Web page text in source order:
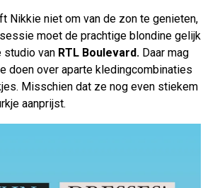
Nikkie niet om van de zon te genieten,
moet de prachtige blondine gelijk
studio van RTL Boulevard. Daar mag
doen over aparte kledingcombinaties
Misschien dat ze nog even stiekem
aanprijst.